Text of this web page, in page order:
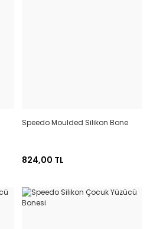
Speedo Moulded Silikon Bone
824,00 TL